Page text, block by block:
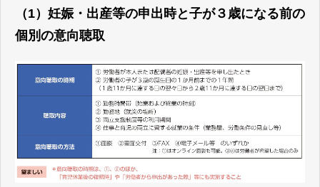
（1）妊娠・出産等の申出時と子が３歳になる前の
個別の意向聴取